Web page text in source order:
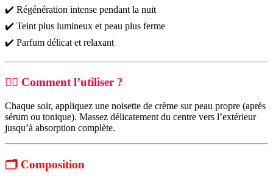
✔️ Régénération intense pendant la nuit
✔️ Teint plus lumineux et peau plus ferme
✔️ Parfum délicat et relaxant
🧖‍♀️ Comment l’utiliser ?
Chaque soir, appliquez une noisette de crème sur peau propre (après
sérum ou tonique). Massez délicatement du centre vers l’extérieur
jusqu’à absorption complète.
🗂️ Composition